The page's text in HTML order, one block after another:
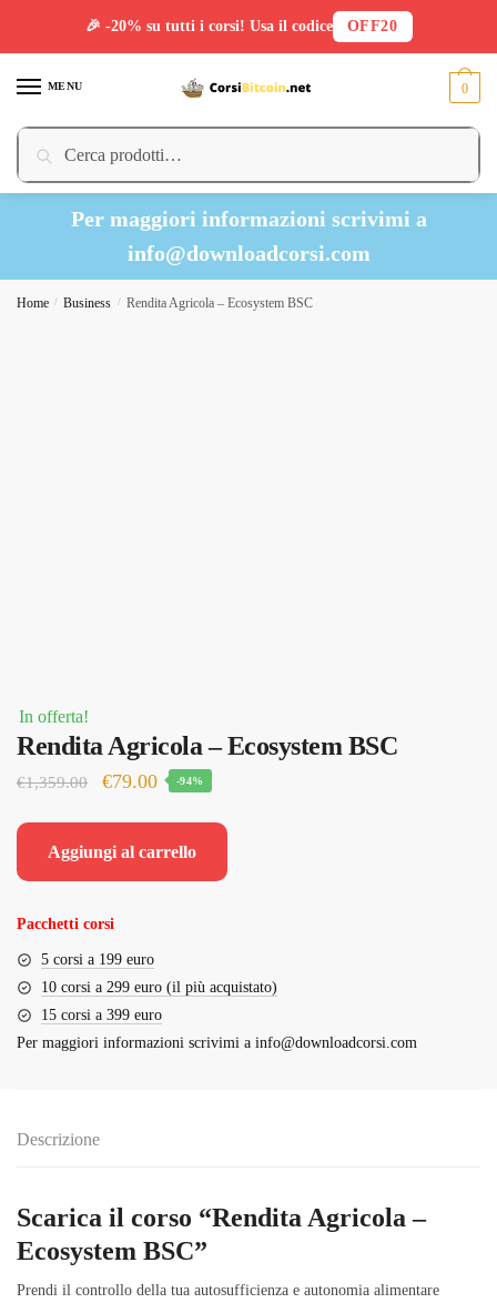
MENU
Cerca:
Cerca
0
Per maggiori informazioni scrivimi a
info@downloadcorsi.com
Home / Business / Rendita Agricola – Ecosystem BSC
In offerta!
Rendita Agricola – Ecosystem BSC
€1,359.00
Il
originale
€79.00Il
-94%
Aggiungi al carrello
Pacchetti corsi
5 corsi a 199 euro
10 corsi a 299 euro (il più acquistato)
15 corsi a 399 euro
Per maggiori informazioni scrivimi a info@downloadcorsi.com
Descrizione
Scarica il corso “Rendita Agricola –
Ecosystem BSC”
Prendi il controllo della tua autosufficienza e autonomia alimentare
🎉 -20% su tutti i corsi! Usa il codice OFF20